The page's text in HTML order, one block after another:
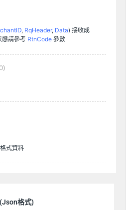
, RqHeader, Data) 接收成
態請參考 RtnCode參數
式資料
格式)